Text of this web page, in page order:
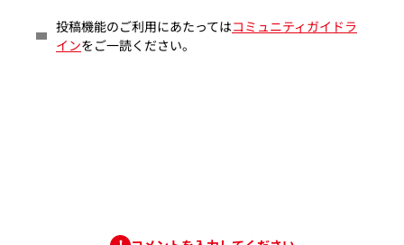
投稿機能のご利用にあたってはコミュニティガイドラ
インをご一読ください。